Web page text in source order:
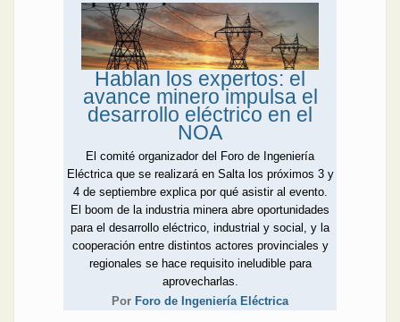
Un ejemplo a seguir
siempre es Córdoba: esta
vez, entregó equipamiento
y capacitación a los
trabajadores de las
cooperativas, otra acción a
favor de la seguridad
El ingeniero Mirko Torrez
Contreras culmina su
entrega de siete partes
acerca de la medición de
temperatura con un
especial sobre tipos de
transmisores. Con el mismo
rigor técnico, Motores Dafa
ahonda en los usos, tipos y
beneficios en la industria de
Hablan los expertos: el
avance minero impulsa el
desarrollo eléctrico en el
NOA
El comité organizador del Foro de Ingeniería
Eléctrica que se realizará en Salta los próximos 3 y
4 de septiembre explica por qué asistir al evento.
El boom de la industria minera abre oportunidades
para el desarrollo eléctrico, industrial y social, y la
cooperación entre distintos actores provinciales y
regionales se hace requisito ineludible para
aprovecharlas.
Por Foro de Ingeniería Eléctrica